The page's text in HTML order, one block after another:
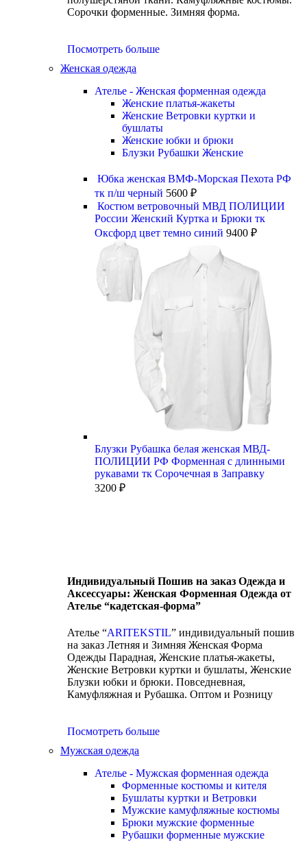
Сорочки форменные. Зимняя форма.
Посмотреть больше
Женская одежда
Ателье - Женская форменная одежда
Женские платья-жакеты
Женские Ветровки куртки и
бушлаты
Женские юбки и брюки
Блузки Рубашки Женские
Юбка женская ВМФ-Морская Пехота РФ
тк п/ш черный 5600 ₽
Костюм ветровочный МВД ПОЛИЦИИ
России Женский Куртка и Брюки тк
Оксфорд цвет темно синий 9400 ₽
Блузки Рубашка белая женская МВД-
ПОЛИЦИИ РФ Форменная с длинными
рукавами тк Сорочечная в Заправку
3200 ₽
Индивидуальный Пошив на заказ Одежда и
Аксессуары: Женская Форменная Одежда от
Ателье “кадетская-форма”
Ателье “ARITEKSTIL” индивидуальный пошив
на заказ Летняя и Зимняя Женская Форма
Одежды Парадная, Женские платья-жакеты,
Женские Ветровки куртки и бушлаты, Женские
Блузки юбки и брюки. Повседневная,
Камуфляжная и Рубашка. Оптом и Розницу
Посмотреть больше
Мужская одежда
Ателье - Мужская форменная одежда
Форменные костюмы и кителя
Бушлаты куртки и Ветровки
Мужские камуфляжные костюмы
Брюки мужские форменные
Рубашки форменные мужские